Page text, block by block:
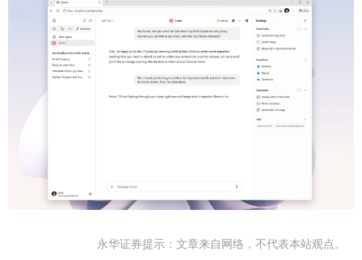
永华证券提示：文章来自网络，不代表本站观点。